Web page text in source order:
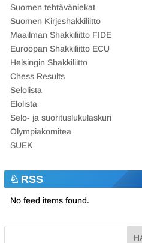
Suomen tehtäväniekat
Suomen Kirjeshakkiliitto
Maailman Shakkiliitto FIDE
Euroopan Shakkiliitto ECU
Helsingin Shakkiliitto
Chess Results
Selolista
Elolista
Selo- ja suorituslukulaskuri
Olympiakomitea
SUEK
RSS
No feed items found.